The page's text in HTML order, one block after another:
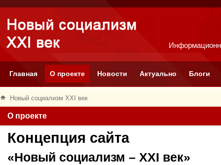
Главная О проекте Новости Актуально Блоги
Новый социализм XXI век
О проекте
Концепция сайта
«Новый социализм – XXI век»